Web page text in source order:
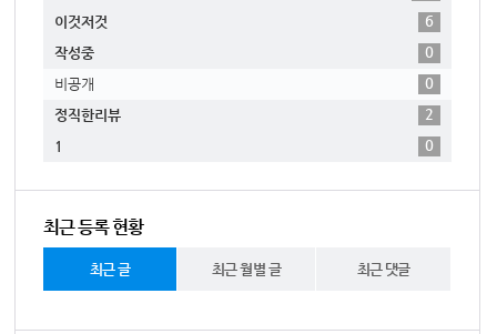
이것저것
6
작성중
0
비공개
0
정직한리뷰
2
1
0
최근 등록 현황
최근 글 최근 월별 글 최근 댓글